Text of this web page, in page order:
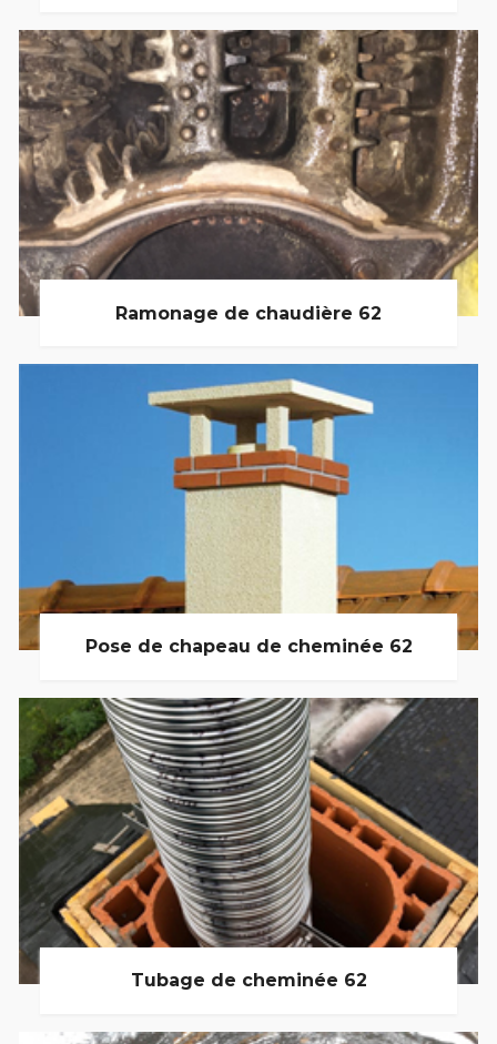
Ramonage de chaudière 62
Pose de chapeau de cheminée 62
Tubage de cheminée 62